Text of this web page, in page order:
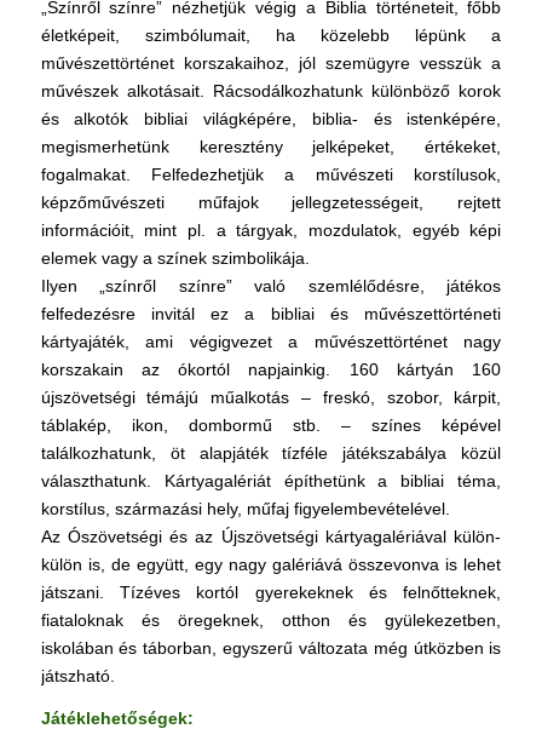
„Színről színre” nézhetjük végig a Biblia történeteit, főbb
életképeit, szimbólumait, ha közelebb lépünk a
művészettörténet korszakaihoz, jól szemügyre vesszük a
művészek alkotásait. Rácsodálkozhatunk különböző korok
és alkotók bibliai világképére, biblia- és istenképére,
megismerhetünk keresztény jelképeket, értékeket,
fogalmakat. Felfedezhetjük a művészeti korstílusok,
képzőművészeti műfajok jellegzetességeit, rejtett
információit, mint pl. a tárgyak, mozdulatok, egyéb képi
elemek vagy a színek szimbolikája.
Ilyen „színről színre” való szemlélődésre, játékos
felfedezésre invitál ez a bibliai és művészettörténeti
kártyajáték, ami végigvezet a művészettörténet nagy
korszakain az ókortól napjainkig. 160 kártyán 160
újszövetségi témájú műalkotás – freskó, szobor, kárpit,
táblakép, ikon, dombormű stb. – színes képével
találkozhatunk, öt alapjáték tízféle játékszabálya közül
választhatunk. Kártyagalériát építhetünk a bibliai téma,
korstílus, származási hely, műfaj figyelembevételével.
Az Ószövetségi és az Újszövetségi kártyagalériával külön-
külön is, de együtt, egy nagy galériává összevonva is lehet
játszani. Tízéves kortól gyerekeknek és felnőtteknek,
fiataloknak és öregeknek, otthon és gyülekezetben,
iskolában és táborban, egyszerű változata még útközben is
játszható.
Játéklehetőségek: